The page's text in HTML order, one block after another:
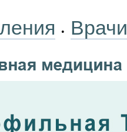
• Врачи